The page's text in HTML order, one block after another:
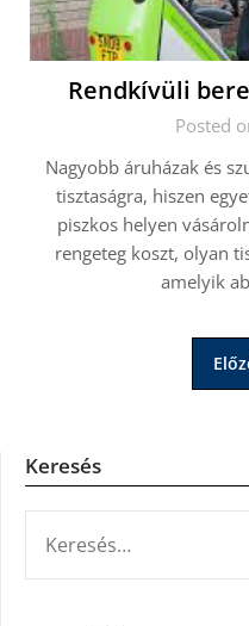
Rendkívüli
Posted
Nagyobb áruházak és
tisztaságra, hiszen
piszkos helyen
rengeteg koszt, olyan
amelyik
Keresés